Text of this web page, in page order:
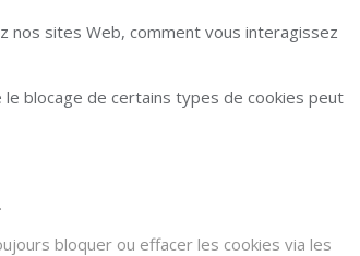
nos sites Web, comment vous interagissez
blocage de certains types de cookies peut
bloquer ou effacer les cookies via les